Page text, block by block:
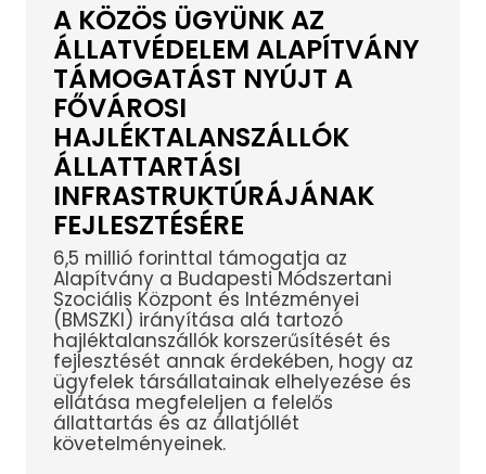
A KÖZÖS ÜGYÜNK AZ
ÁLLATVÉDELEM ALAPÍTVÁNY
TÁMOGATÁST NYÚJT A
FŐVÁROSI
HAJLÉKTALANSZÁLLÓK
ÁLLATTARTÁSI
INFRASTRUKTÚRÁJÁNAK
FEJLESZTÉSÉRE
6,5 millió forinttal támogatja az
Alapítvány a Budapesti Módszertani
Szociális Központ és Intézményei
(BMSZKI) irányítása alá tartozó
hajléktalanszállók korszerűsítését és
fejlesztését annak érdekében, hogy az
ügyfelek társállatainak elhelyezése és
ellátása megfeleljen a felelős
állattartás és az állatjóllét
követelményeinek.